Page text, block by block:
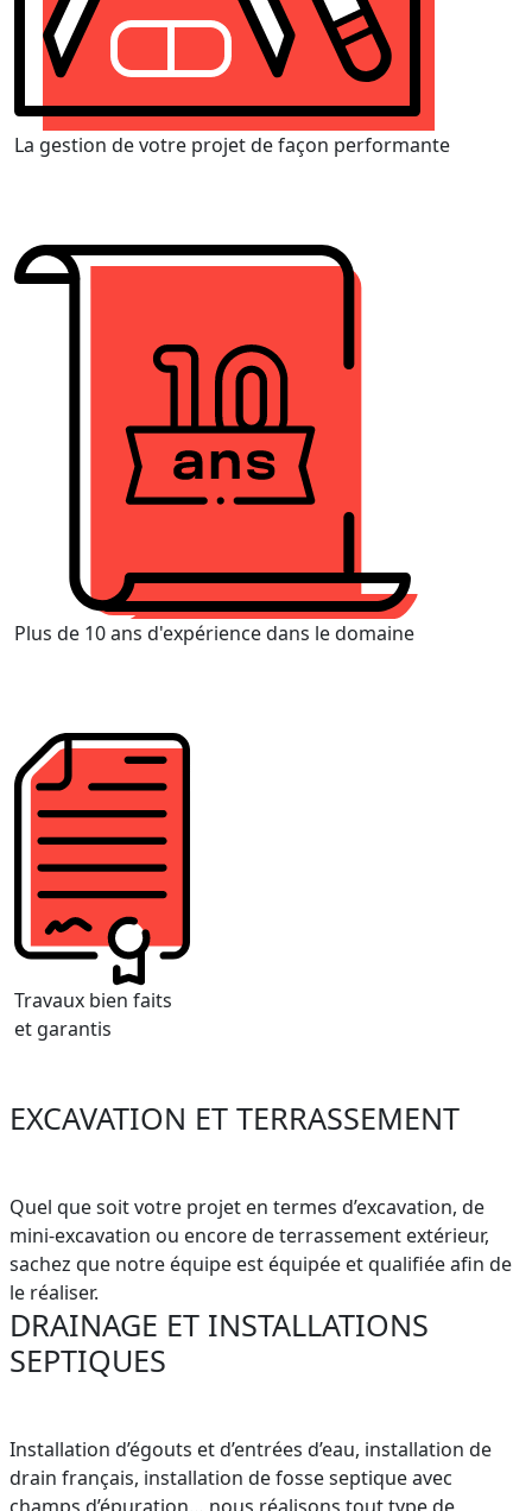
La gestion de votre projet de façon performante
Plus de 10 ans d'expérience dans le domaine
Travaux bien faits
et garantis
EXCAVATION ET TERRASSEMENT
Quel que soit votre projet en termes d’excavation, de
mini-excavation ou encore de terrassement extérieur,
sachez que notre équipe est équipée et qualifiée afin de
le réaliser.
DRAINAGE ET INSTALLATIONS
SEPTIQUES
Installation d’égouts et d’entrées d’eau, installation de
drain français, installation de fosse septique avec